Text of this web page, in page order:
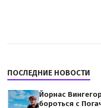
ПОСЛЕДНИЕ НОВОСТИ
Йорнас
бороться с